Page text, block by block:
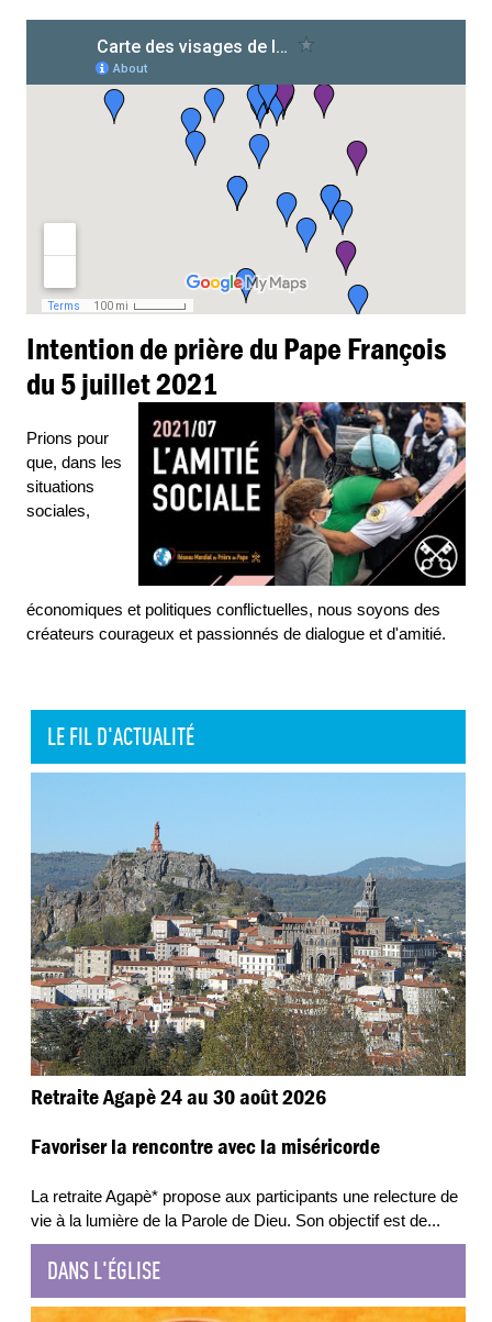
Intention de prière du Pape François
du 5 juillet 2021
Prions pour
que, dans les
situations
sociales,
économiques et politiques conflictuelles, nous soyons des
créateurs courageux et passionnés de dialogue et d'amitié.
LE FIL D'ACTUALITÉ
Retraite Agapè 24 au 30 août 2026
Favoriser la rencontre avec la miséricorde
La retraite Agapè* propose aux participants une relecture de
vie à la lumière de la Parole de Dieu. Son objectif est de...
DANS L'ÉGLISE